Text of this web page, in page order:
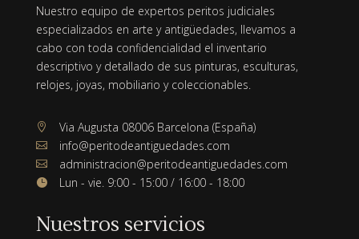
Nuestro equipo de expertos peritos judiciales
especializados en arte y antigüedades, llevamos a
cabo con toda confidencialidad el inventario
descriptivo y detallado de sus pinturas, esculturas,
relojes, joyas, mobiliario y coleccionables.
 Via Augusta 08006 Barcelona (España)
 info@peritodeantiguedades.com
 administracion@peritodeantiguedades.com
 Lun - vie. 9:00 - 15:00 / 16:00 - 18:00
Nuestros servicios